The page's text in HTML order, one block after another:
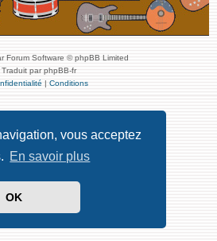
vous acceptez
En savoir plus
OK
Forum Software © phpBB Limited
Traduit par phpBB-fr
| Conditions